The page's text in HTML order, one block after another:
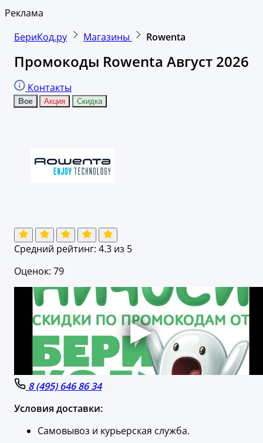
Реклама
БериКод.ру
Магазины Rowenta
Промокоды Rowenta Август 2026
Контакты
Все Акция Скидка
Средний рейтинг: 4.3 из 5
Оценок: 79
8 (495) 646 86 34
Условия доставки:
Самовывоз и курьерская служба.